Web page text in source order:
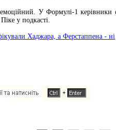
У Формулі-1
у подкасті.
Хаджара, а Ферстаппена - ні